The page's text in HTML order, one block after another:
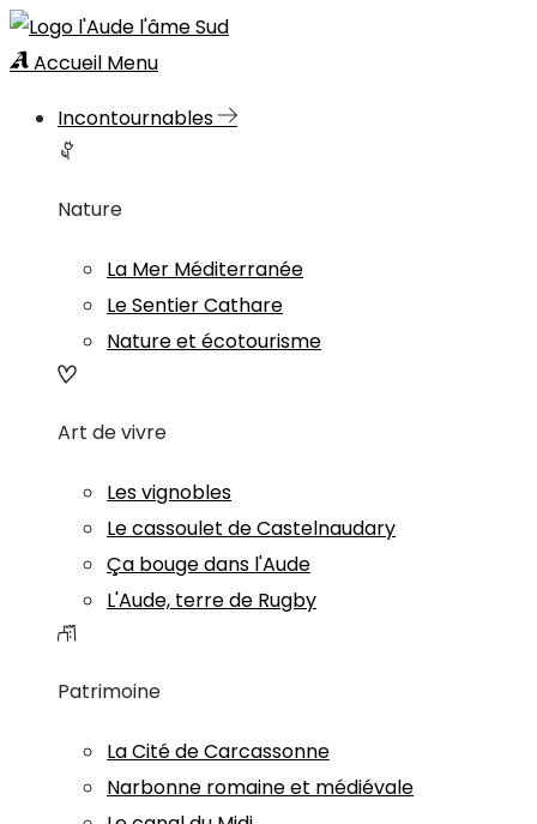
Accueil Menu
Incontournables
Nature
La Mer Méditerranée
Le Sentier Cathare
Nature et écotourisme
Art de vivre
Les vignobles
Le cassoulet de Castelnaudary
Ça bouge dans l'Aude
L'Aude, terre de Rugby
Patrimoine
La Cité de Carcassonne
Narbonne romaine et médiévale